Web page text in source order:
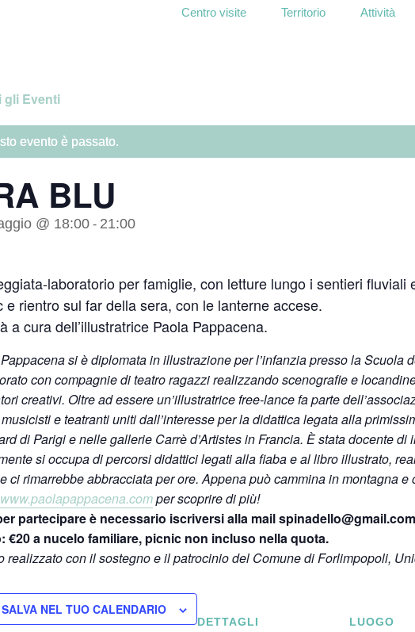
Centro visite Territorio Attività
gli Eventi
evento è passato.
BLU
@ 18:00 - 21:00
laboratorio per famiglie, con letture lungo i sentieri
e rientro sul far della sera, con le lanterne accese.
a cura dell’illustratrice Paola Pappacena.
si è diplomata in illustrazione per l’infanzia presso la Scuola
con compagnie di teatro ragazzi realizzando scenografie e
creativi. Oltre ad essere un’illustratrice free-lance fa parte
e teatranti uniti dall’interesse per la didattica legata alla
di Parigi e nelle gallerie Carrè d’Artistes in Francia. È stata docente
si occupa di percorsi didattici legati alla fiaba e al libro illustrato,
ci rimarrebbe abbracciata per ore.Appena può cammina in montagna e
www.paolapappacena.comper scoprire di più!
partecipare è necessario iscriversi alla mail spinadello@gmail.com
€20 a nucelo familiare, picnic non incluso nella quota.
realizzato con il sostegno e il patrocinio del Comune di Forlimpopoli,
SALVA NEL TUO CALENDARIO
DETTAGLI LUOGO